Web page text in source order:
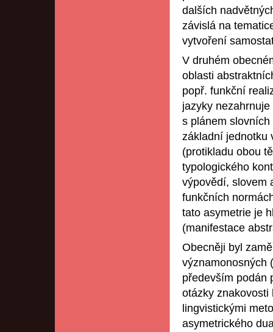
dalších
závislá na
vytvoření
V druhém
oblasti
popř. funkční
jazyky
s plánem
základní jednotku
(protikladu obou
typologického
výpovědí, slovem
funkčních
tato asymetrie je
(manifestace
Obecněji byl
významonosných
především podán
otázky znakovosti
lingvistickými
asymetrického